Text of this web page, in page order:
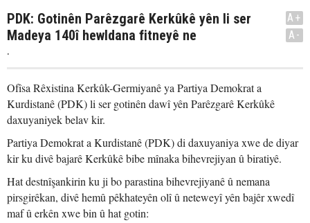
PDK: Gotinên Parêzgarê Kerkûkê yên li ser
Madeya 140î hewldana fitneyê ne
.
A+
A-
Ofîsa Rêxistina Kerkûk-Germiyanê ya Partiya Demokrat a
Kurdistanê (PDK) li ser gotinên dawî yên Parêzgarê Kerkûkê
daxuyaniyek belav kir.
Partiya Demokrat a Kurdistanê (PDK) di daxuyaniya xwe de diyar
kir ku divê bajarê Kerkûkê bibe mînaka bihevrejiyan û biratiyê.
Hat destnîşankirin ku ji bo parastina bihevrejiyanê û nemana
pirsgirêkan, divê hemû pêkhateyên olî û neteweyî yên bajêr xwedî
maf û erkên xwe bin û hat gotin: